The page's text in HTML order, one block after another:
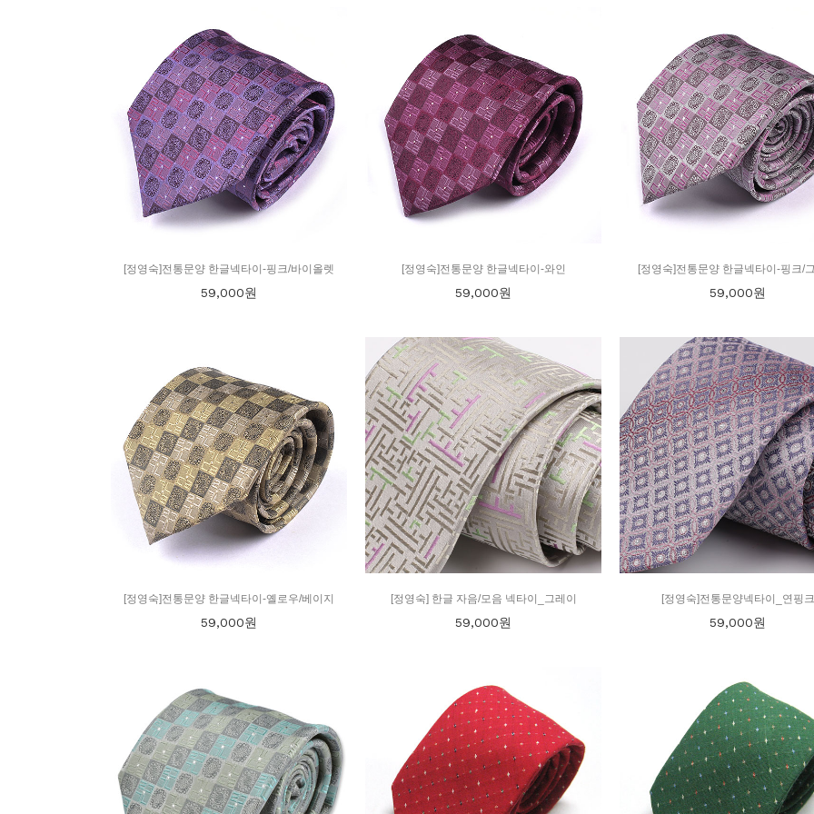
[정영숙]전통문양 한글넥타이-핑크/바이올렛
59,000원
[정영숙]전통문양 한글넥타이-와인
59,000원
[정영숙]전통문양 한글넥타이-핑크/
59,000원
[정영숙]전통문양 한글넥타이-옐로우/베이지
59,000원
[정영숙] 한글 자음/모음 넥타이_그레이
59,000원
[정영숙]전통문양넥타이_연핑크
59,000원